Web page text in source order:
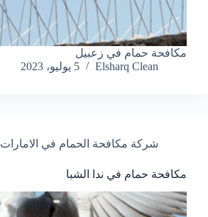
مكافحة حمام في زعبيل
Elsharq Clean
5 يوليو، 2023
شركة مكافحة الحمام في الامارات
مكافحة حمام في ندا الشبا